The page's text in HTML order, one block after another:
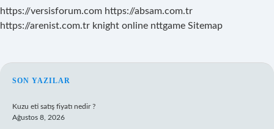
https://versisforum.com https://absam.com.tr
https://arenist.com.tr knight online nttgame Sitemap
SIDEBAR
SON YAZILAR
Kuzu eti satış fiyatı nedir ?
Ağustos 8, 2026